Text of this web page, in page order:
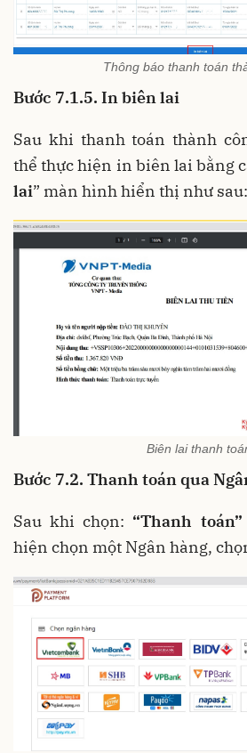
Thông báo thanh toán
Bước 7.1.5. In biên lai
Sau khi thanh toán thành
thể thực hiện in biên lai bằng
lai” màn hình hiển thị như sau:
Biên lai thanh
Bước 7.2. Thanh toán qua
Sau khi chọn: “Thanh toán”
hiện chọn một Ngân hàng,